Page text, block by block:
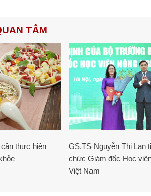
TÂM
thực hiện
GS.TS Nguyễn Thị Lan
chức Giám đốc Học
Việt Nam